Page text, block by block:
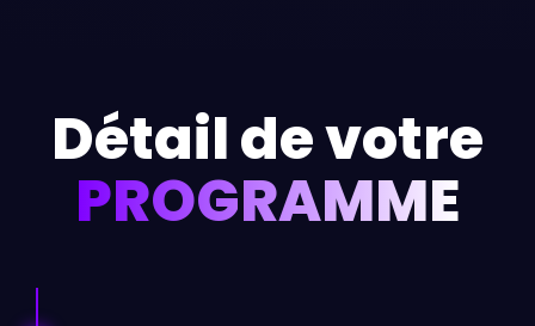
Détail de votre
PROGRAMME